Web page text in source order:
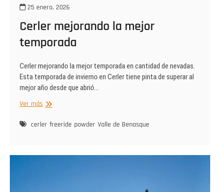
25 enero, 2026
Cerler mejorando la mejor
temporada
Cerler mejorando la mejor temporada en cantidad de nevadas.
Esta temporada de invierno en Cerler tiene pinta de superar al
mejor año desde que abrió…
Ver másCerler
la
cerler freeride powder Valle de Benasque